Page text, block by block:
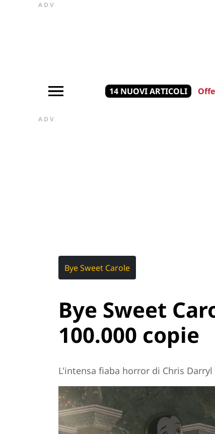
ADV
14 NUOVI ARTICOLI
ADV
Bye Sweet Carole
Bye Sweet
100.000 copie
L'intensa fiaba horror di Chris